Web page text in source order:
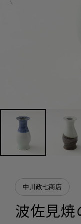
中川政七商店
波佐見